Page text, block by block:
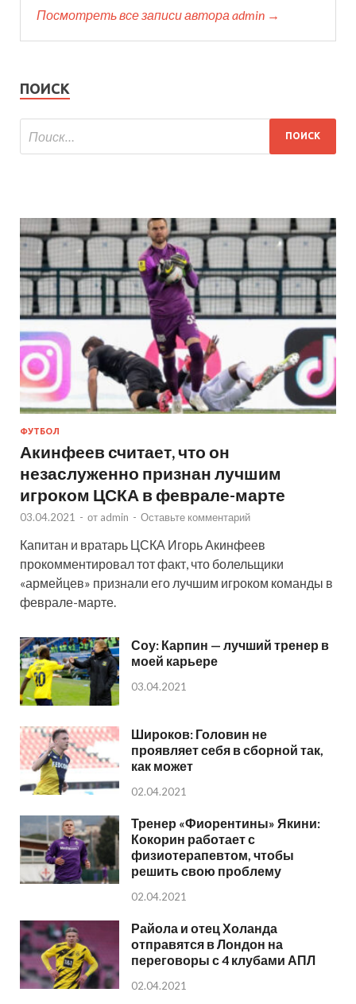
Посмотреть все записи автора admin →
ПОИСК
ФУТБОЛ
Акинфеев считает, что он
незаслуженно признан лучшим
игроком ЦСКА в феврале-марте
03.04.2021 - от admin - Оставьте комментарий
Капитан и вратарь ЦСКА Игорь Акинфеев
прокомментировал тот факт, что болельщики
«армейцев» признали его лучшим игроком команды в
феврале-марте.
Соу: Карпин — лучший тренер в
моей карьере
03.04.2021
Широков: Головин не
проявляет себя в сборной так,
как может
02.04.2021
Тренер «Фиорентины» Якини:
Кокорин работает с
физиотерапевтом, чтобы
решить свою проблему
02.04.2021
Райола и отец Холанда
отправятся в Лондон на
переговоры с 4 клубами АПЛ
02.04.2021